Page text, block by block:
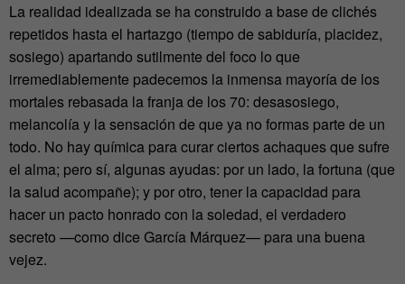
La realidad idealizada se ha construido a base de clichés
repetidos hasta el hartazgo (tiempo de sabiduría, placidez,
sosiego) apartando sutilmente del foco lo que
irremediablemente padecemos la inmensa mayoría de los
mortales rebasada la franja de los 70: desasosiego,
melancolía y la sensación de que ya no formas parte de un
todo. No hay química para curar ciertos achaques que sufre
el alma; pero sí, algunas ayudas: por un lado, la fortuna (que
la salud acompañe); y por otro, tener la capacidad para
hacer un pacto honrado con la soledad, el verdadero
secreto —como dice García Márquez— para una buena
vejez.